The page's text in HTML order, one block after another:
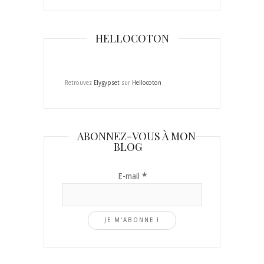
HELLOCOTON
Retrouvez Elygypset sur Hellocoton
ABONNEZ-VOUS À MON
BLOG
E-mail *